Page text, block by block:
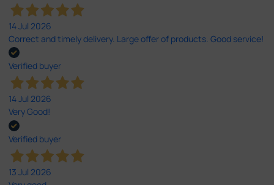
14 Jul 2026
Correct and timely delivery. Large offer of products. Good service!
Verified buyer
14 Jul 2026
Very Good!
Verified buyer
13 Jul 2026